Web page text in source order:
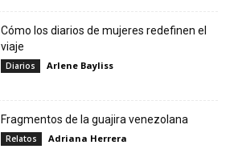
Cómo los diarios de mujeres redefinen el
viaje
Diarios Arlene Bayliss
Fragmentos de la guajira venezolana
Relatos Adriana Herrera